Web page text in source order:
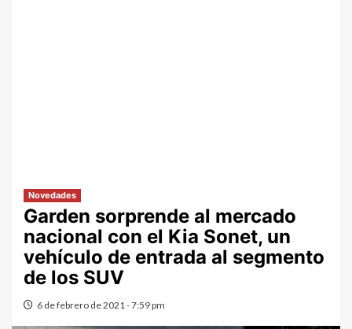
Novedades
Garden sorprende al mercado
nacional con el Kia Sonet, un
vehículo de entrada al segmento
de los SUV
6 de febrero de 2021 - 7:59 pm